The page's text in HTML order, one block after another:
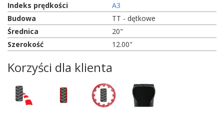
Indeks prędkości
A3
Budowa
TT - dętkowe
Średnica
20"
Szerokość
12.00"
Korzyści dla klienta